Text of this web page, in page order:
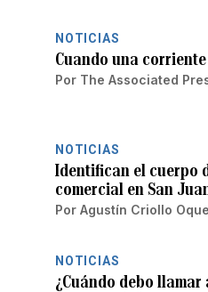
NOTICIAS
Cuando una
Por The Associated
NOTICIAS
Identifican el cuerpo
comercial en San
Por Agustín Criollo
NOTICIAS
¿Cuándo debo